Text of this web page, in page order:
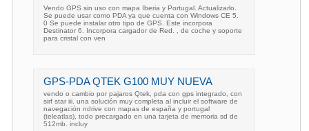
Vendo GPS sin uso con mapa Iberia y Portugal. Actualizarlo.
Se puede usar como PDA ya que cuenta con Windows CE 5.
0 Se puede instalar otro tipo de GPS. Este incorpora
Destinator 6. Incorpora cargador de Red. , de coche y soporte
para cristal con ven
GPS-PDA QTEK G100 MUY NUEVA
vendo o cambio por pajaros Qtek, pda con gps integrado, con
sirf star iii. una solución muy completa al incluir el software de
navegación ndrive con mapas de españa y portugal
(teleatlas), todo precargado en una tarjeta de memoria sd de
512mb. incluy